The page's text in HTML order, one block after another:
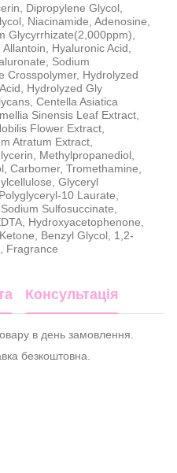
Dipropylene Glycol,
Niacinamide, Adenosine,
Glycyrrhizate(2,000ppm),
Hyaluronic Acid,
Sodium
Crosspolymer, Hydrolyzed
Hydrolyzed Gly
Centella Asiatica
Sinensis Leaf Extract,
Flower Extract,
Atratum Extract,
Methylpropanediol,
Carbomer, Tromethamine,
Glyceryl
10 Laurate,
Sulfosuccinate,
Hydroxyacetophenone,
Benzyl Glycol, 1,2-
Fragrance
Консультація
в день замовлення.
безкоштовна.